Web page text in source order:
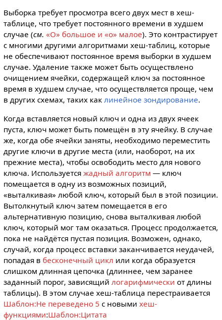
Выборка требует просмотра всего двух мест в хеш-
таблице, что требует постоянного времени в худшем
случае (см. «O» большое и «o» малое). Это контрастирует
с многими другими алгоритмами хеш-таблиц, которые
не обеспечивают постоянное время выборки в худшем
случае. Удаление также может быть осуществлено
очищением ячейки, содержащей ключ за постоянное
время в худшем случае, что осуществляется проще, чем
в других схемах, таких как линейное зондирование.
Когда вставляется новый ключ и одна из двух ячеек
пуста, ключ может быть помещён в эту ячейку. В случае
же, когда обе ячейки заняты, необходимо переместить
другие ключи в другие места (или, наоборот, на их
прежние места), чтобы освободить место для нового
ключа. Используется жадный алгоритм — ключ
помещается в одну из возможных позиций,
«выталкивая» любой ключ, который был в этой позиции.
Вытолкнутый ключ затем помещается в его
альтернативную позицию, снова выталкивая любой
ключ, который мог там оказаться. Процесс продолжается,
пока не найдётся пустая позиция. Возможен, однако,
случай, когда процесс вставки заканчивается неудачей,
попадая в бесконечный цикл или когда образуется
слишком длинная цепочка (длиннее, чем заранее
заданный порог, зависящий логарифмически от длины
таблицы). В этом случае хеш-таблица перестраивается
Шаблон:Не переведено 5 с новыми хеш-
функциями:Шаблон:Цитата